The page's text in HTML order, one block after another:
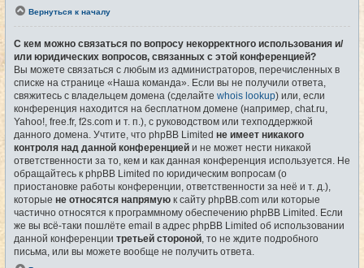
Вернуться к началу
С кем можно связаться по вопросу некорректного использования и/
или юридических вопросов, связанных с этой конференцией?
Вы можете связаться с любым из администраторов, перечисленных в
списке на странице «Наша команда». Если вы не получили ответа,
свяжитесь с владельцем домена (сделайте whois lookup) или, если
конференция находится на бесплатном домене (например, chat.ru,
Yahoo!, free.fr, f2s.com и т. п.), с руководством или техподдержкой
данного домена. Учтите, что phpBB Limited не имеет никакого
контроля над данной конференцией и не может нести никакой
ответственности за то, кем и как данная конференция используется. Не
обращайтесь к phpBB Limited по юридическим вопросам (о
приостановке работы конференции, ответственности за неё и т. д.),
которые не относятся напрямую к сайту phpBB.com или которые
частично относятся к программному обеспечению phpBB Limited. Если
же вы всё-таки пошлёте email в адрес phpBB Limited об использовании
данной конференции третьей стороной , то не ждите подробного
письма, или вы можете вообще не получить ответа.